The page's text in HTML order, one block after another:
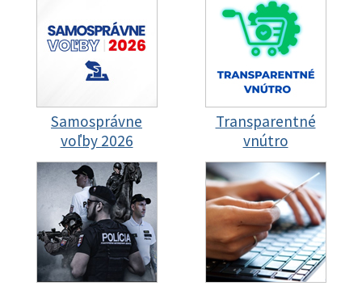
Samosprávne
voľby 2026
Transparentné
vnútro